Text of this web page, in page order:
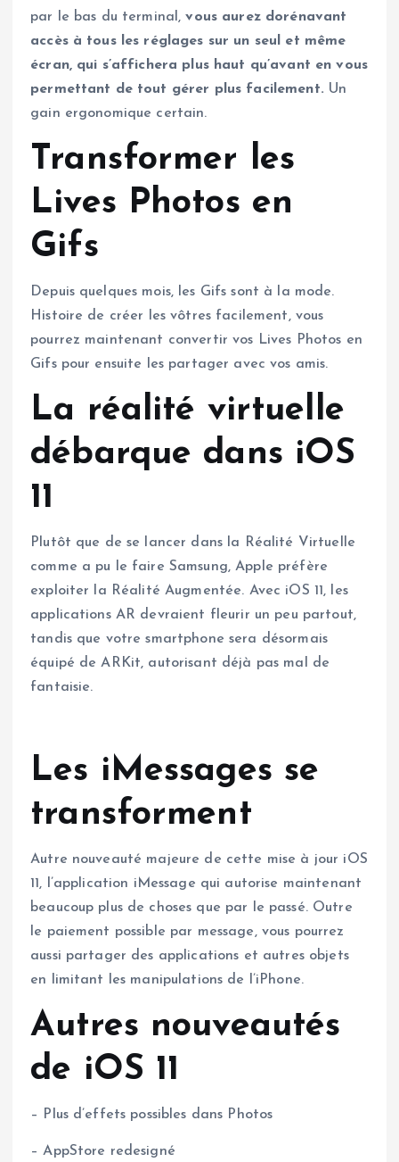
par le bas du terminal,vous aurez dorénavant
accès à tous les réglages sur un seul et même
écran, qui s’affichera plus haut qu’avant en vous
permettant de tout gérer plus facilement. Un
gain ergonomique certain.
Transformer les
Lives Photos en
Gifs
Depuis quelques mois, les Gifs sont à la mode.
Histoire de créer les vôtres facilement, vous
pourrez maintenant convertir vos Lives Photos en
Gifs pour ensuite les partager avec vos amis.
La réalité virtuelle
débarque dans iOS
11
Plutôt que de se lancer dans la Réalité Virtuelle
comme a pu le faire Samsung, Apple préfère
exploiter la Réalité Augmentée. Avec iOS 11, les
applications AR devraient fleurir un peu partout,
tandis que votre smartphone sera désormais
équipé de ARKit, autorisant déjà pas mal de
fantaisie.
Les iMessages se
transforment
Autre nouveauté majeure de cette mise à jour iOS
11, l’application iMessage qui autorise maintenant
beaucoup plus de choses que par le passé. Outre
le paiement possible par message, vous pourrez
aussi partager des applications et autres objets
en limitant les manipulations de l’iPhone.
Autres nouveautés
de iOS 11
– Plus d’effets possibles dans Photos
– AppStore redesigné